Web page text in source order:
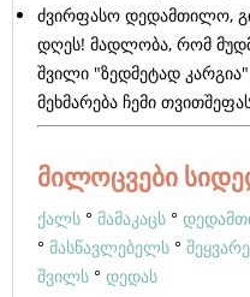
ძვირფასო დედამთილო,
დღეს! მადლობა, რომ
შვილი "ზედმეტად
მეხმარება ჩემი
მილოცვები
ქალს ° მამაკაცს °
° მასწავლებელს °
შვილს ° დედას